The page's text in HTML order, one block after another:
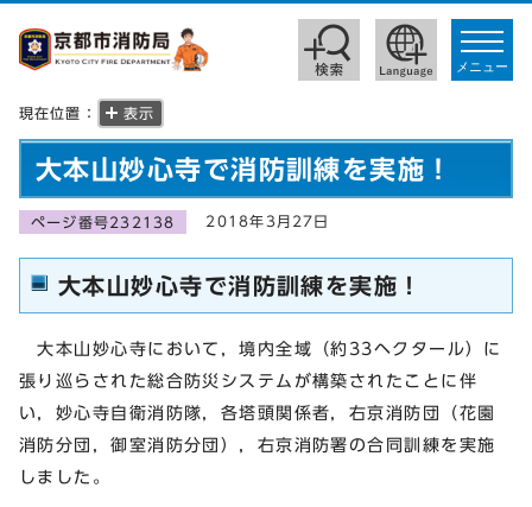
toggle
メニュー
現在位置： 表示
大本山妙心寺で消防訓練を実施！
ページ番号232138 2018年3月27日
大本山妙心寺で消防訓練を実施！
大本山妙心寺において，境内全域（約33ヘクタール）に
張り巡らされた総合防災システムが構築されたことに伴
い，妙心寺自衛消防隊，各塔頭関係者，右京消防団（花園
消防分団，御室消防分団），右京消防署の合同訓練を実施
しました。